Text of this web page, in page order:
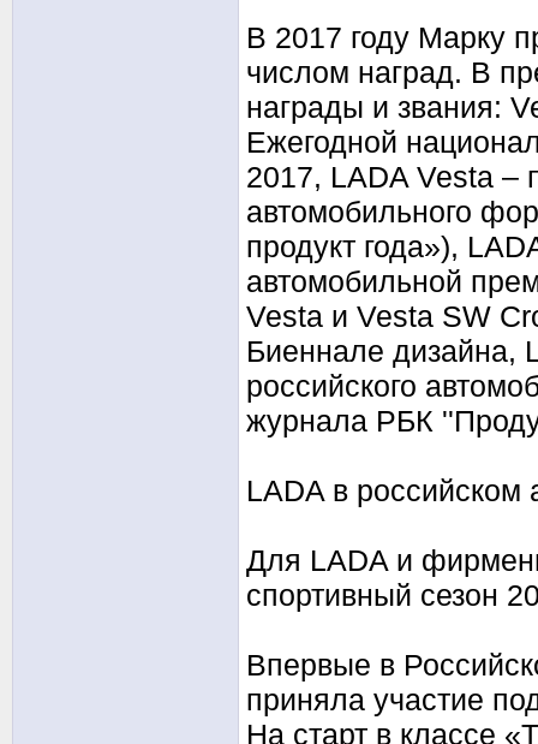
В 2017 году Марку
числом наград. В
награды и звания:
Ежегодной
2017, LADA Vesta –
автомобильного
продукт года»),
автомобильной
Vesta и Vesta SW
Биеннале дизайна,
российского
журнала РБК
LADA в российском
Для LADA и
спортивный сезон
Впервые в
приняла участие
На старт в классе